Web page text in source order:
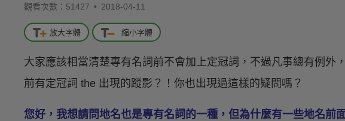
觀看次數：51427 • 2018-04-11
放大字體 縮小字體
大家應該相當清楚專有名詞前不會加上定冠詞，不過凡事總有例外
前有定冠詞 the 出現的蹤影？！你也出現過這樣的疑問嗎？
您好，我想請問地名也是專有名詞的一種，但為什麼有一些地名前